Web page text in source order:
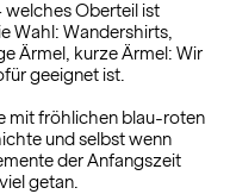
welches Oberteil ist
Wahl: Wandershirts,
Ärmel, kurze Ärmel: Wir
geeignet ist.
mit fröhlichen blau-roten
und selbst wenn
der Anfangszeit
getan.